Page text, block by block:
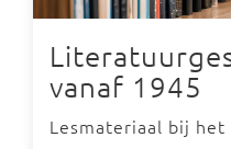
vanaf 1945
Lesmateriaal bij